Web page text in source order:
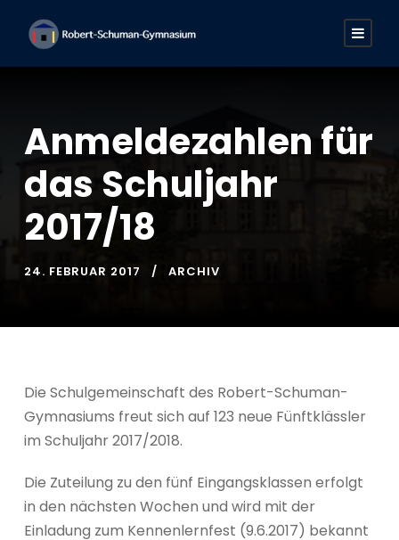
Anmeldezahlen für
das Schuljahr
2017/18
24. FEBRUAR 2017 ARCHIV
Die Schulgemeinschaft des Robert-Schuman-
Gymnasiums freut sich auf 123 neue Fünftklässler
im Schuljahr 2017/2018.
Die Zuteilung zu den fünf Eingangsklassen erfolgt
in den nächsten Wochen und wird mit der
Einladung zum Kennenlernfest (9.6.2017) bekannt